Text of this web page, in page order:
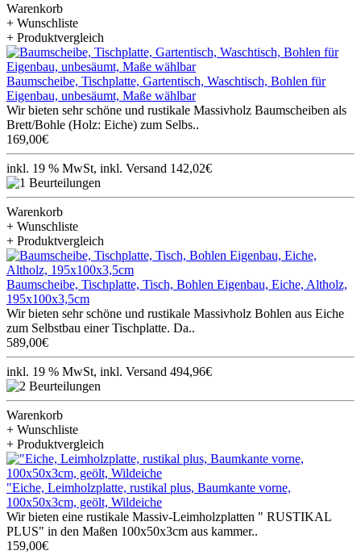
Warenkorb
+ Wunschliste
+ Produktvergleich
Baumscheibe, Tischplatte, Gartentisch, Waschtisch, Bohlen für
Eigenbau, unbesäumt, Maße wählbar
Wir bieten sehr schöne und rustikale Massivholz Baumscheiben als
Brett/Bohle (Holz: Eiche) zum Selbs..
169,00€
inkl. 19 % MwSt, inkl. Versand 142,02€
Warenkorb
+ Wunschliste
+ Produktvergleich
Baumscheibe, Tischplatte, Tisch, Bohlen Eigenbau, Eiche, Altholz,
195x100x3,5cm
Wir bieten sehr schöne und rustikale Massivholz Bohlen aus Eiche
zum Selbstbau einer Tischplatte. Da..
589,00€
inkl. 19 % MwSt, inkl. Versand 494,96€
Warenkorb
+ Wunschliste
+ Produktvergleich
"Eiche, Leimholzplatte, rustikal plus, Baumkante vorne,
100x50x3cm, geölt, Wildeiche
Wir bieten eine rustikale Massiv-Leimholzplatten " RUSTIKAL
PLUS" in den Maßen 100x50x3cm aus kammer..
159,00€